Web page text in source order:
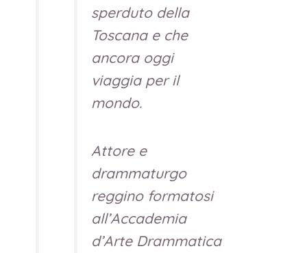
sperduto della
Toscana e che
ancora oggi
viaggia per il
mondo.
Attore e
drammaturgo
reggino formatosi
all’Accademia
d’Arte Drammatica